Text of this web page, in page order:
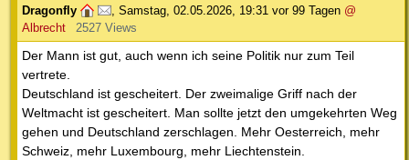
Dragonfly , Samstag, 02.05.2026, 19:31 vor 99 Tagen @
Albrecht
2527 Views
Der Mann ist gut, auch wenn ich seine Politik nur zum Teil
vertrete.
Deutschland ist gescheitert. Der zweimalige Griff nach der
Weltmacht ist gescheitert. Man sollte jetzt den umgekehrten Weg
gehen und Deutschland zerschlagen. Mehr Oesterreich, mehr
Schweiz, mehr Luxembourg, mehr Liechtenstein.